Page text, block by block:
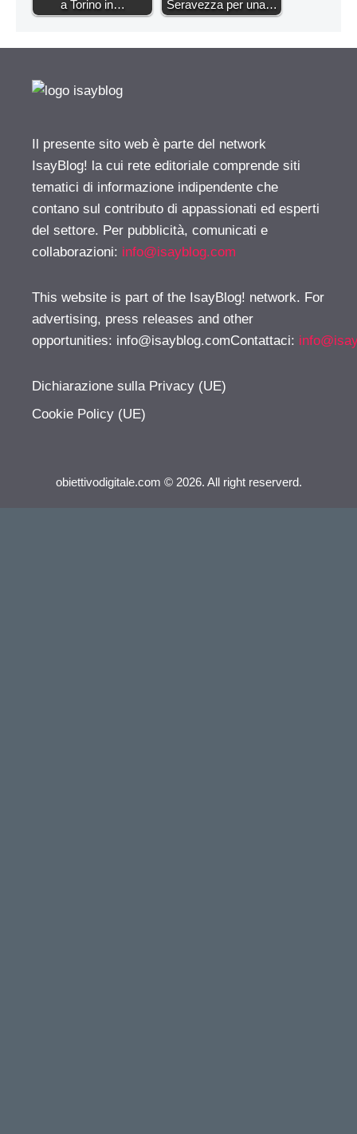
a Torino in…
Seravezza per una…
Il presente sito web è parte del network
IsayBlog! la cui rete editoriale comprende siti
tematici di informazione indipendente che
contano sul contributo di appassionati ed esperti
del settore. Per pubblicità, comunicati e
collaborazioni: info@isayblog.com
This website is part of the IsayBlog! network. For
advertising, press releases and other
opportunities: info@isayblog.comContattaci:
Dichiarazione sulla Privacy (UE)
Cookie Policy (UE)
obiettivodigitale.com © 2026. All right reserverd.